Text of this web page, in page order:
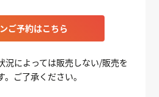
ご予約はこちら
によっては販売しない/販売を
ご了承ください。